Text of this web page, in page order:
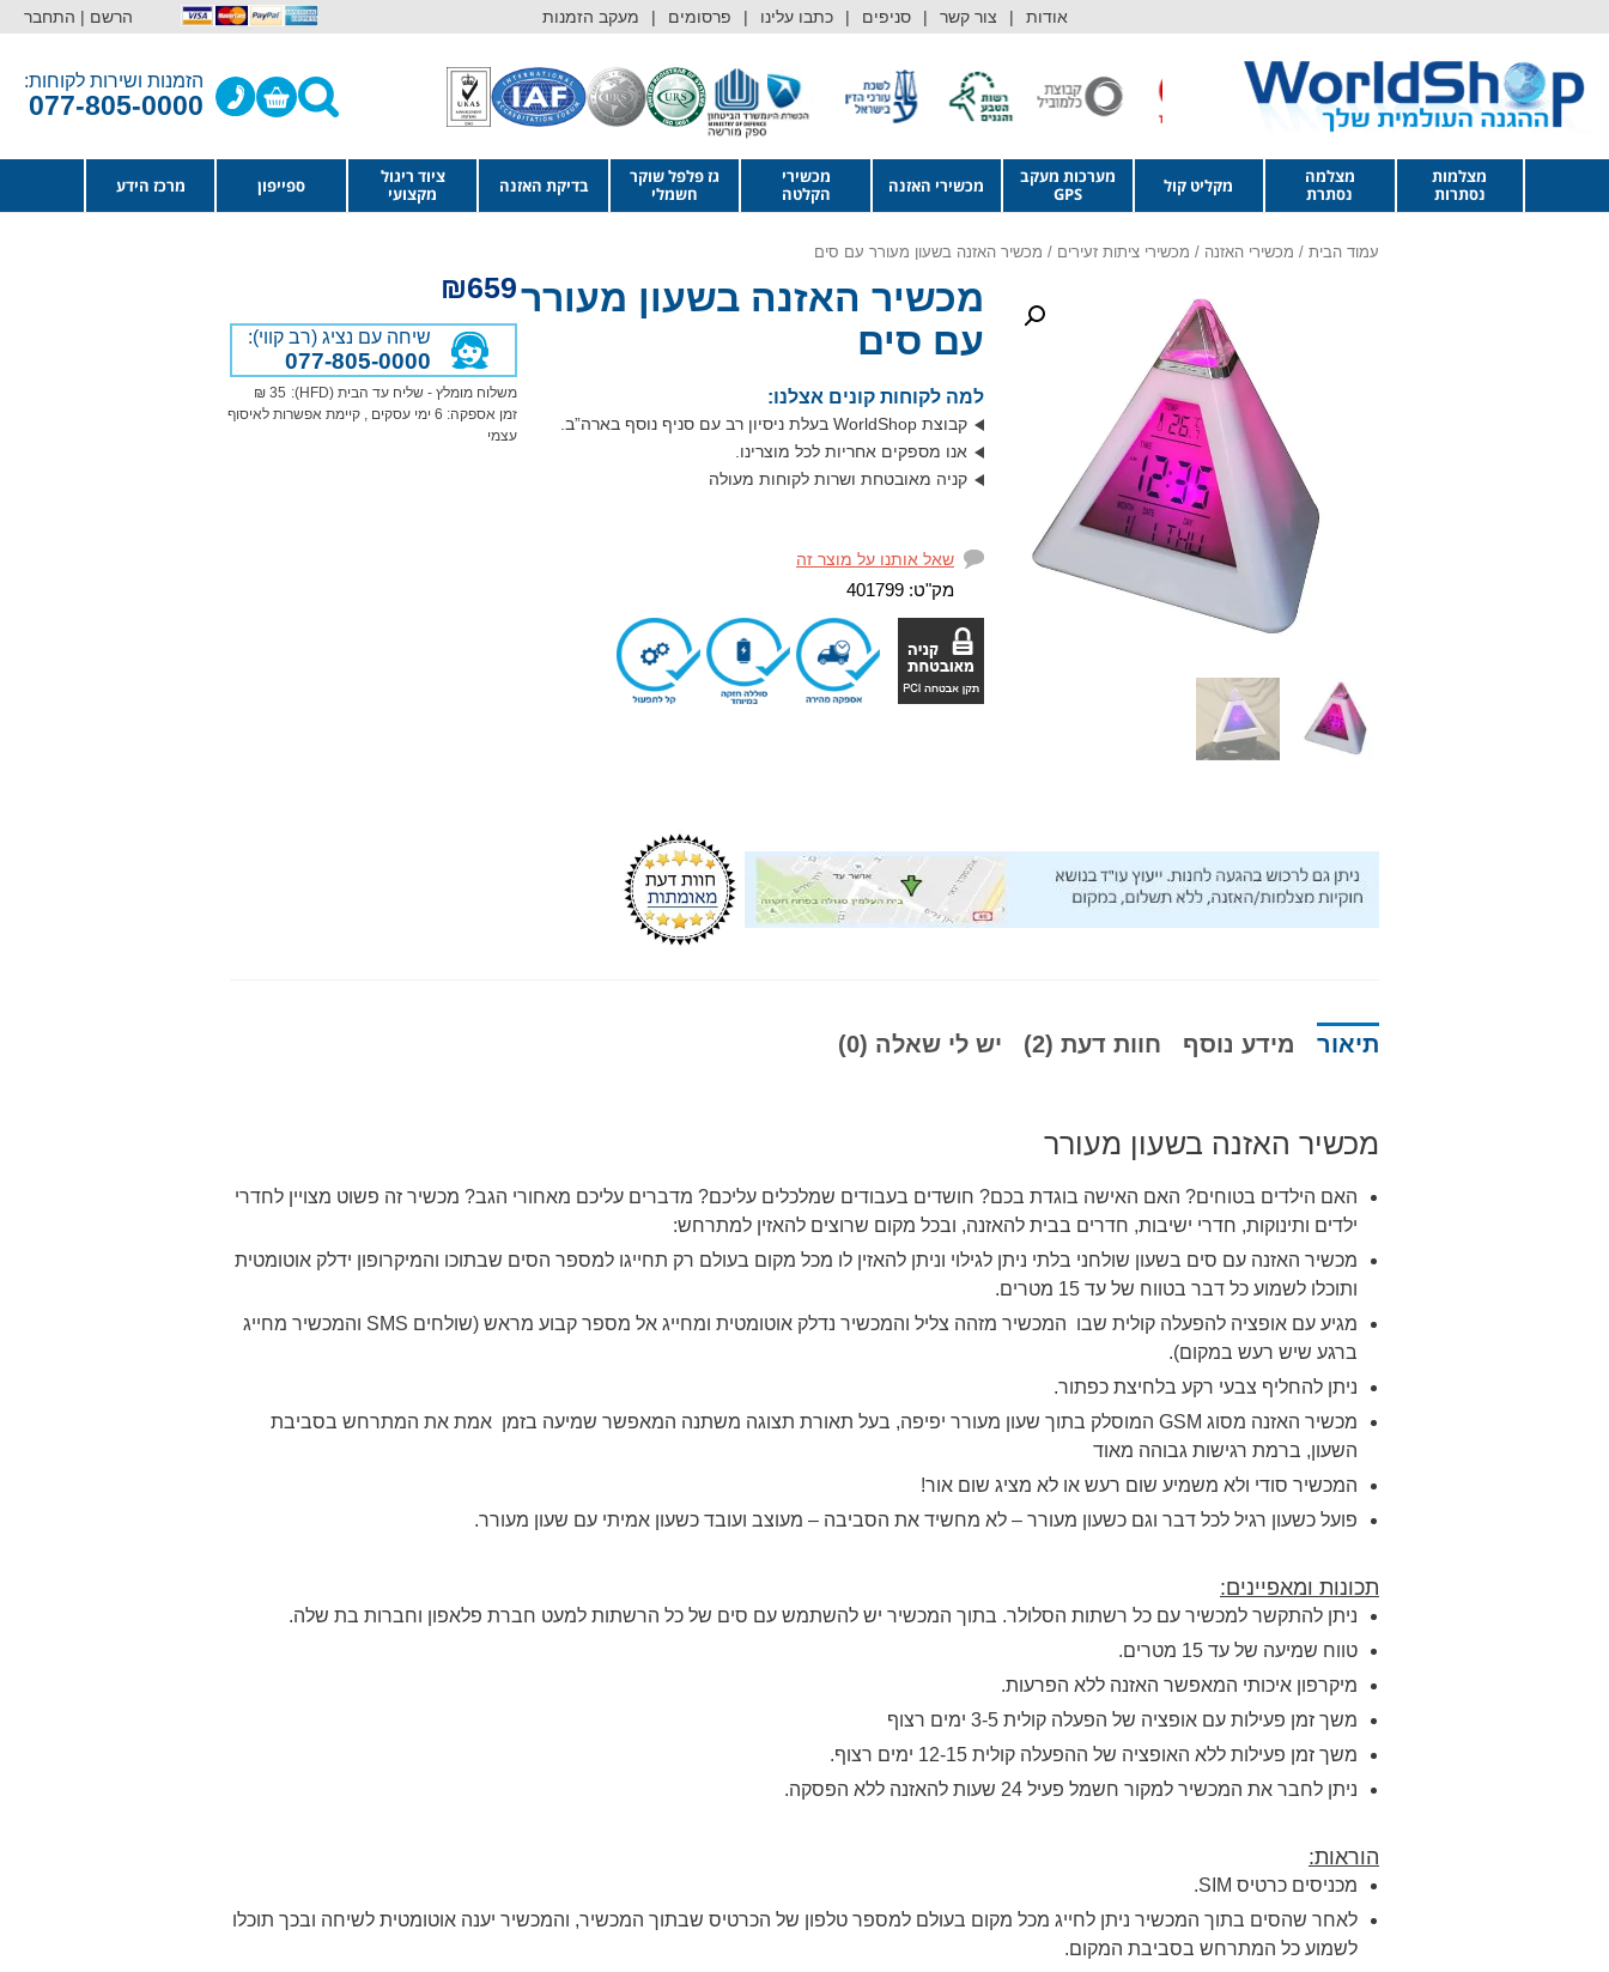
אודות צור קשר סניפים כתבו עלינו פרסומים מעקב הזמנות הרשם | התחבר
הזמנות ושירות לקוחות:
077-805-0000
מצלמות
נסתרות
מצלמה
נסתרת
מקליט קול
מערכות מעקב
GPS
מכשירי האזנה
מכשירי
הקלטה
גז פלפל שוקר
חשמלי
בדיקת האזנה
ציוד ריגול
מקצועי
ספייפון מרכז הידע
עמוד הבית / מכשירי האזנה / מכשירי ציתות זעירים / מכשיר האזנה בשעון מעורר עם סים
מכשיר האזנה בשעון מעורר
עם סים
למה לקוחות קונים אצלנו:
קבוצת WorldShop בעלת ניסיון רב עם סניף נוסף בארה”ב.
אנו מספקים אחריות לכל מוצרינו.
קניה מאובטחת ושרות לקוחות מעולה
שאל אותנו על מוצר זה
מק"ט: 401799
₪659
שיחה עם נציג (רב קווי):
077-805-0000
משלוח מומלץ - שליח עד הבית (HFD):
35 ₪
זמן אספקה: 6 ימי עסקים , קיימת אפשרות לאיסוף
עצמי
תיאור מידע נוסף חוות דעת (2) יש לי שאלה (0)
מכשיר האזנה בשעון מעורר
האם הילדים בטוחים? האם האישה בוגדת בכם? חושדים בעבודים שמלכלים עליכם? מדברים עליכם מאחורי הגב? מכשיר זה פשוט מצויין לחדרי
ילדים ותינוקות, חדרי ישיבות, חדרים בבית להאזנה, ובכל מקום שרוצים להאזין למתרחש:
מכשיר האזנה עם סים בשעון שולחני בלתי ניתן לגילוי וניתן להאזין לו מכל מקום בעולם רק תחייגו למספר הסים שבתוכו והמיקרופון ידלק אוטומטית
ותוכלו לשמוע כל דבר בטווח של עד 15 מטרים.
מגיע עם אופציה להפעלה קולית שבו המכשיר מזהה צליל והמכשיר נדלק אוטומטית ומחייג אל מספר קבוע מראש (שולחים SMS והמכשיר מחייג
ברגע שיש רעש במקום).
ניתן להחליף צבעי רקע בלחיצת כפתור.
מכשיר האזנה מסוג GSM המוסלק בתוך שעון מעורר יפיפה, בעל תאורת תצוגה משתנה המאפשר שמיעה בזמן אמת את המתרחש בסביבת
השעון, ברמת רגישות גבוהה מאוד
המכשיר סודי ולא משמיע שום רעש או לא מציג שום אור!
פועל כשעון רגיל לכל דבר וגם כשעון מעורר – לא מחשיד את הסביבה – מעוצב ועובד כשעון אמיתי עם שעון מעורר.
תכונות ומאפיינים:
ניתן להתקשר למכשיר עם כל רשתות הסלולר. בתוך המכשיר יש להשתמש עם סים של כל הרשתות למעט חברת פלאפון וחברות בת שלה.
טווח שמיעה של עד 15 מטרים.
מיקרפון איכותי המאפשר האזנה ללא הפרעות.
משך זמן פעילות עם אופציה של הפעלה קולית 3-5 ימים רצוף
משך זמן פעילות ללא האופציה של ההפעלה קולית 12-15 ימים רצוף.
ניתן לחבר את המכשיר למקור חשמל פעיל 24 שעות להאזנה ללא הפסקה.
הוראות:
מכניסים כרטיס SIM
.
לאחר שהסים בתוך המכשיר ניתן לחייג מכל מקום בעולם למספר טלפון של הכרטיס שבתוך המכשיר, והמכשיר יענה אוטומטית לשיחה ובכך תוכלו
לשמוע כל המתרחש בסביבת המקום.